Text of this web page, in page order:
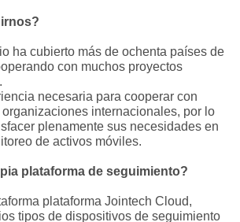
ha cubierto más de ochenta países de
con muchos proyectos
necesaria para cooperar con
internacionales, por lo
plenamente sus necesidades en
de activos móviles.
plataforma de seguimiento?
plataforma Jointech Cloud,
tipos de dispositivos de seguimiento